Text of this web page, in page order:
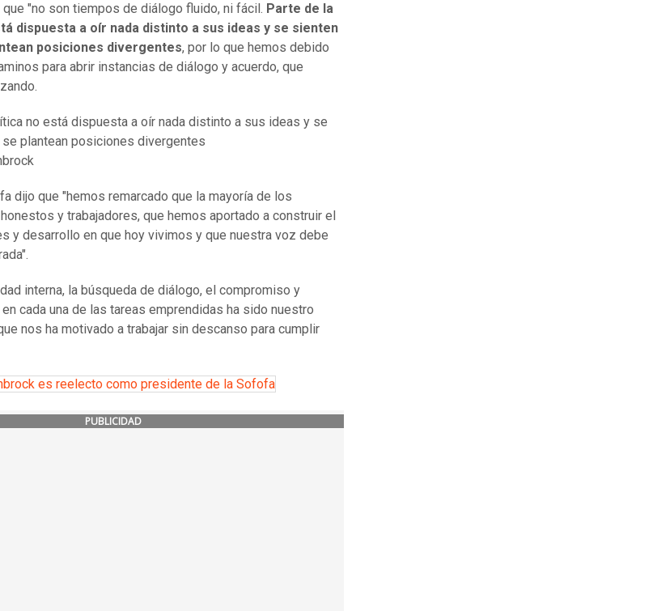
"no son tiempos de diálogo fluido, ni fácil. Parte de la
dispuesta a oír nada distinto a sus ideas y se sienten
posiciones divergentes, por lo que hemos debido
para abrir instancias de diálogo y acuerdo, que
no está dispuesta a oír nada distinto a sus ideas y se
plantean posiciones divergentes
dijo que "hemos remarcado que la mayoría de los
y trabajadores, que hemos aportado a construir el
y desarrollo en que hoy vivimos y que nuestra voz debe
interna, la búsqueda de diálogo, el compromiso y
cada una de las tareas emprendidas ha sido nuestro
nos ha motivado a trabajar sin descanso para cumplir
es reelecto como presidente de la Sofofa
PUBLICIDAD